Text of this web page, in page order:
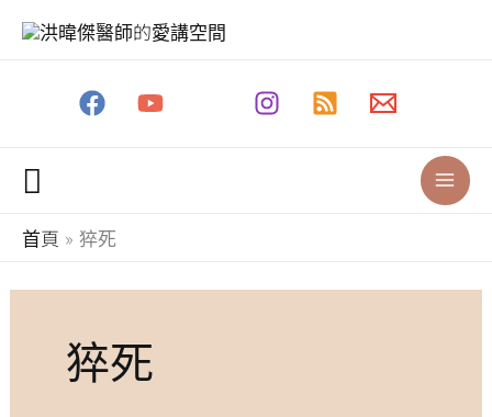
搜
尋
首頁 猝死
猝死